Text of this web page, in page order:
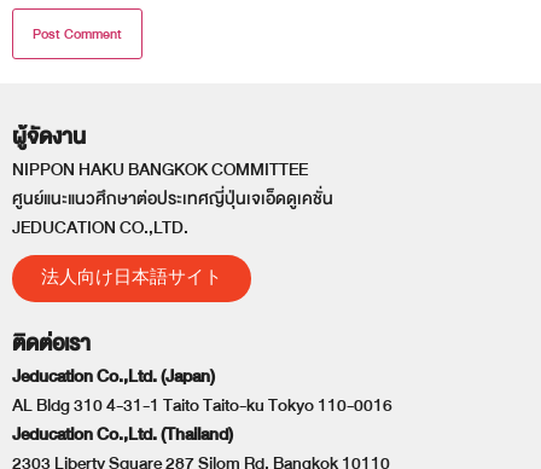
ผู้จัดงาน
NIPPON HAKU BANGKOK COMMITTEE
ศูนย์แนะแนวศึกษาต่อประเทศญี่ปุ่นเจเอ็ดดูเคชั่น
JEDUCATION CO.,LTD.
法人向け日本語サイト
ติดต่อเรา
Jeducation Co.,Ltd. (Japan)
AL Bldg 310 4-31-1 Taito Taito-ku Tokyo 110-0016
Jeducation Co.,Ltd. (Thailand)